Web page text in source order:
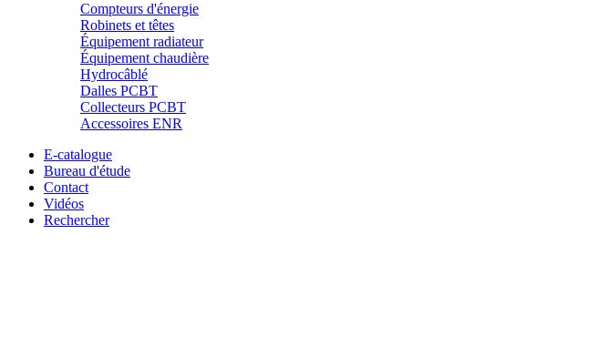
Compteurs d'énergie
Robinets et têtes
Équipement radiateur
Équipement chaudière
Hydrocâblé
Dalles PCBT
Collecteurs PCBT
Accessoires ENR
E-catalogue
Bureau d'étude
Contact
Vidéos
Rechercher